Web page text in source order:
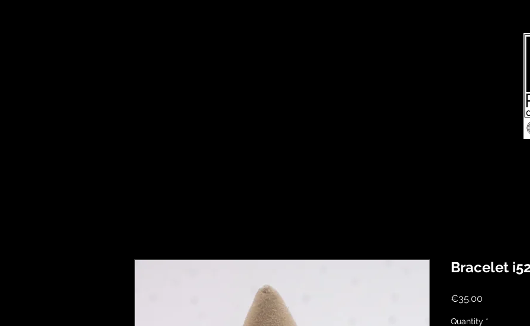
Bracelet
€35.00
Quantity *